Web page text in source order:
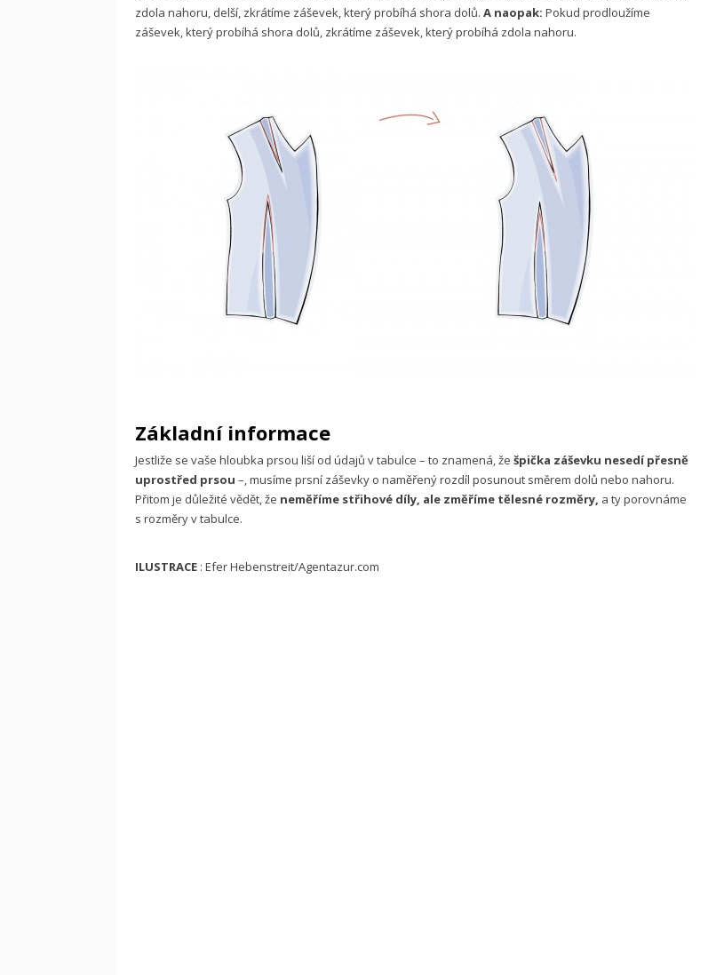
zdola nahoru, delší, zkrátíme záševek, který probíhá shora dolů. A naopak: Pokud prodloužíme
záševek, který probíhá shora dolů, zkrátíme záševek, který probíhá zdola nahoru.
Základní informace
Jestliže se vaše hloubka prsou liší od údajů v tabulce – to znamená, že špička záševku nesedí přesně
uprostřed prsou –, musíme prsní záševky o naměřený rozdíl posunout směrem dolů nebo nahoru.
Přitom je důležité vědět, že neměříme střihové díly, ale změříme tělesné rozměry, a ty porovnáme
s rozměry v tabulce.
ILUSTRACE : Efer Hebenstreit/Agentazur.com